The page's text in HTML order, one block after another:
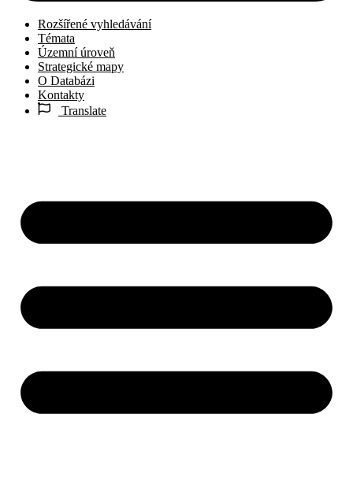
Rozšířené vyhledávání
Témata
Územní úroveň
Strategické mapy
O Databázi
Kontakty
Translate